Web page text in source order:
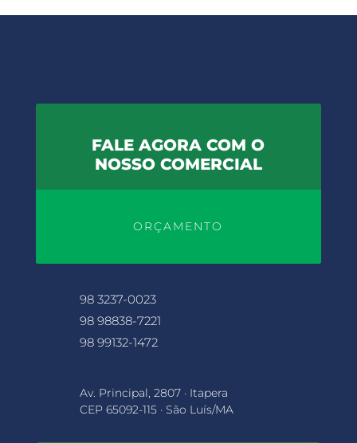
FALE AGORA COM O
NOSSO COMERCIAL
ORÇAMENTO
98 3237-0023
98 98838-7221
98 99132-1472
Av. Principal, 2807 · Itapera
CEP 65092-115 · São Luís/MA